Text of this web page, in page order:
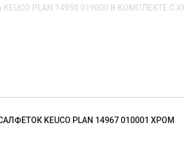
PLAN 14950 019000 В КОМПЛЕКТЕ
KEUCO PLAN 14967 010001 ХРОМ